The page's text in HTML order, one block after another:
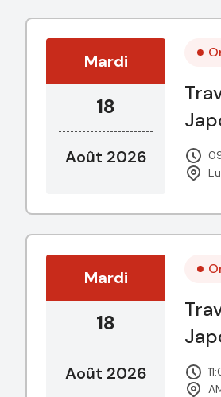
Mardi
18
Août 2026
Mardi
18
Août 2026